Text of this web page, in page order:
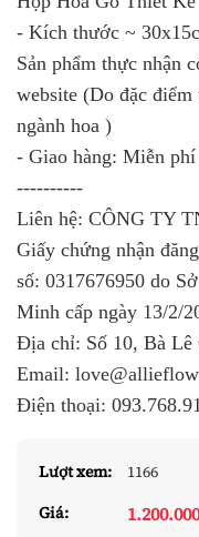
- Kích thước ~
Sản phẩm thực nhận
website (Do đặc
ngành hoa )
- Giao hàng: Miễn
----------
Liên hệ: CÔNG TY
Giấy chứng nhận
số: 0317676950 do
Minh cấp ngày 13/2/
Địa chỉ: Số 10, Bà Lê
Email:
Điện thoại:
Lượt xem:
1166
Giá: